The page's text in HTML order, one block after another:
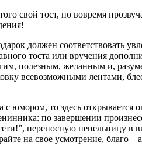
свой тост, но вовремя
должен соответствовать
тоста или вручения
полезным, желанным и,
всевозможными лентами,
с юмором, то здесь
по завершении
переносную
на свое усмотрение, благо –